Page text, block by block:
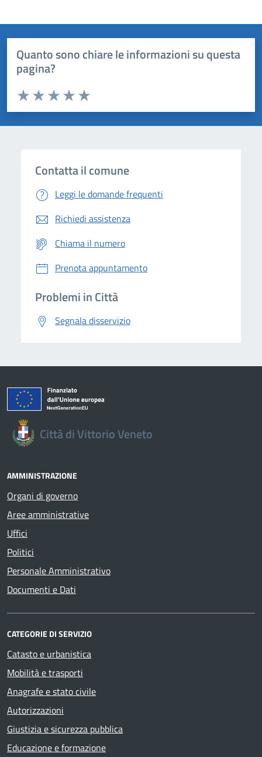
Quanto sono chiare le informazioni su questa
pagina?
Domanda
Valuta da 1 a 5 stelle la pagina
Valuta 5 stelle su 5
Valuta 4 stelle su 5
Valuta 3 stelle su 5
Valuta 2 stelle su 5
Valuta 1 stelle su 5
Contatta il comune
Leggi le domande frequenti
Richiedi assistenza
Chiama il numero
Prenota appuntamento
Problemi in Città
Segnala disservizio
Città di Vittorio Veneto
AMMINISTRAZIONE
Organi di governo
Aree amministrative
Uffici
Politici
Personale Amministrativo
Documenti e Dati
CATEGORIE DI SERVIZIO
Catasto e urbanistica
Mobilità e trasporti
Anagrafe e stato civile
Autorizzazioni
Giustizia e sicurezza pubblica
Educazione e formazione